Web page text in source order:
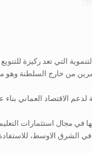
التي تعد ركيزة
من خارج السلطنة
الاقتصاد العماني
في مجال استثمارات
الشرق الاوسط،